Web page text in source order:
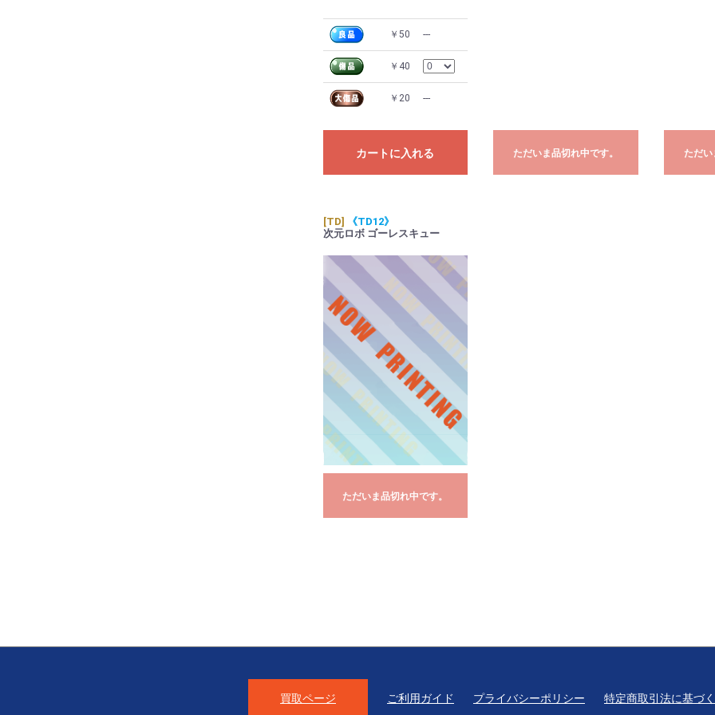
￥50 ---
￥40
￥20 ---
カートに入れる ただいま品切れ中です。 ただい
[TD]
《TD12》
次元ロボ ゴーレスキュー
ただいま品切れ中です。
買取ページ ご利用ガイド プライバシーポリシー 特定商取引法に基づ